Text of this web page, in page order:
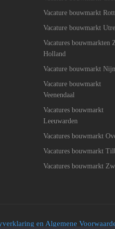
Vacature bouwmarkt
Vacature bouwmarkt
Vacatures bouwmarkten
Holland
Vacature bouwmarkt
Vacature bouwmarkt
Veenendaal
Vacatures bouwmarkt
Leeuwarden
Vacatures bouwmarkt
Vacatures bouwmarkt
Vacatures bouwmarkt
en Algemene